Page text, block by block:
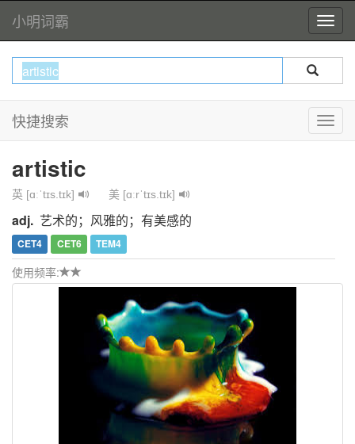
小明词霸
快捷搜索
artistic
英 [ɑːˈtɪs.tɪk] 美 [ɑːrˈtɪs.tɪk]
adj. 艺术的；风雅的；有美感的
CET4 CET6 TEM4
使用频率: